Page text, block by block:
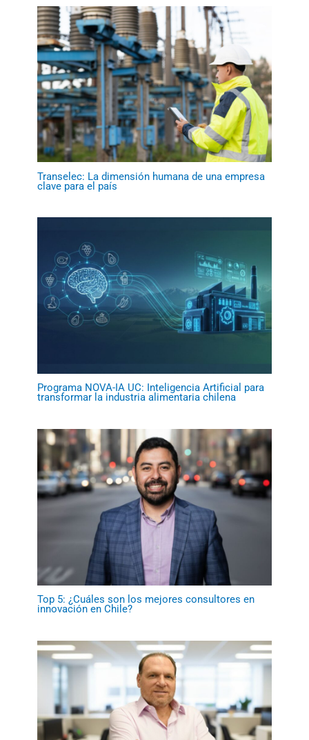
Transelec: La dimensión humana de una empresa
clave para el país
Programa NOVA-IA UC: Inteligencia Artificial para
transformar la industria alimentaria chilena
Top 5: ¿Cuáles son los mejores consultores en
innovación en Chile?